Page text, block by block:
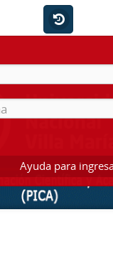
Ayuda para